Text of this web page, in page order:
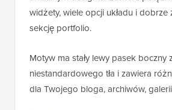
widżety, wiele opcji układu i
sekcję portfolio.
Motyw ma stały lewy pasek boczny
niestandardowego tła i zawiera
dla Twojego bloga, archiwów,